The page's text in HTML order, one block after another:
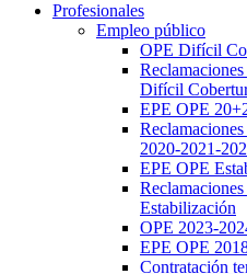
Profesionales
Empleo público
OPE Difícil
Difícil
EPE OPE
2020-2021-
EPE OPE
Estabilización
OPE 2023-
EPE OPE
Contratación